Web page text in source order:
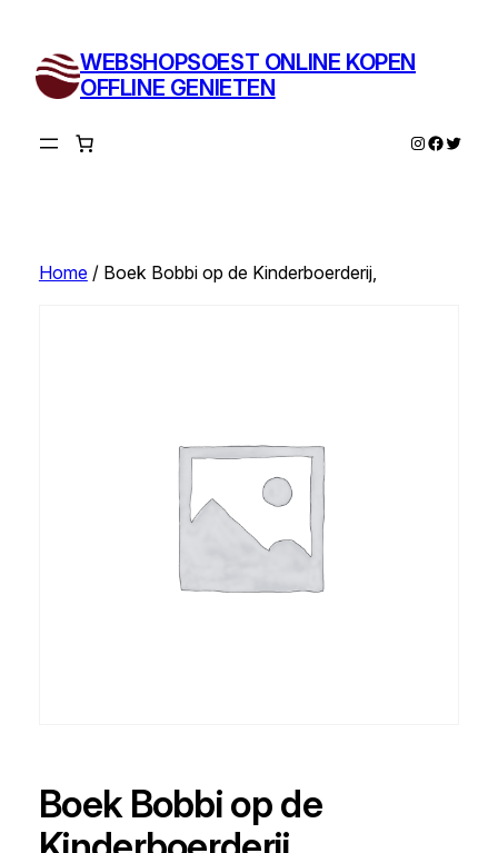
inhoud
WEBSHOPSOEST ONLINE KOPEN
OFFLINE GENIETEN
Instagram
Twitter
Home/ Boek Bobbi op de Kinderboerderij,
Boek Bobbi op de